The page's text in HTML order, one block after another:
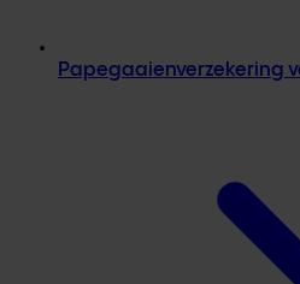
Papegaaienverzekering